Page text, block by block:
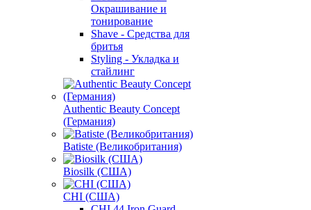
Окрашивание и
тонирование
Shave - Средства для
бритья
Styling - Укладка и
стайлинг
Authentic Beauty Concept
(Германия)
Batiste (Великобритания)
Biosilk (США)
CHI (США)